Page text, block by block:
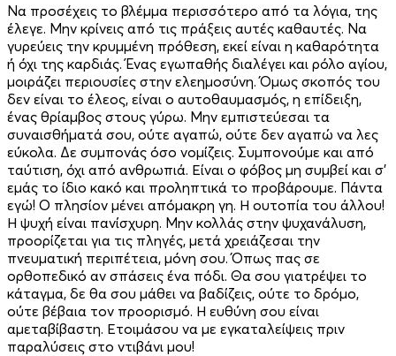
Να προσέχεις το βλέμμα περισσότερο από τα λόγια, της
έλεγε. Μην κρίνεις από τις πράξεις αυτές καθαυτές. Να
γυρεύεις την κρυμμένη πρόθεση, εκεί είναι η καθαρότητα
ή όχι της καρδιάς. Ένας εγωπαθής διαλέγει και ρόλο αγίου,
μοιράζει περιουσίες στην ελεημοσύνη. Όμως σκοπός του
δεν είναι το έλεος, είναι ο αυτοθαυμασμός, η επίδειξη,
ένας θρίαμβος στους γύρω. Μην εμπιστεύεσαι τα
συναισθήματά σου, ούτε αγαπώ, ούτε δεν αγαπώ να λες
εύκολα. Δε συμπονάς όσο νομίζεις. Συμπονούμε και από
ταύτιση, όχι από ανθρωπιά. Είναι ο φόβος μη συμβεί και σ’
εμάς το ίδιο κακό και προληπτικά το προβάρουμε. Πάντα
εγώ! Ο πλησίον μένει απόμακρη γη. Η ουτοπία του άλλου!
Η ψυχή είναι πανίσχυρη. Μην κολλάς στην ψυχανάλυση,
προορίζεται για τις πληγές, μετά χρειάζεσαι την
πνευματική περιπέτεια, μόνη σου. Όπως πας σε
ορθοπεδικό αν σπάσεις ένα πόδι. Θα σου γιατρέψει το
κάταγμα, δε θα σου μάθει να βαδίζεις, ούτε το δρόμο,
ούτε βέβαια τον προορισμό. Η ευθύνη σου είναι
αμεταβίβαστη. Ετοιμάσου να με εγκαταλείψεις πριν
παραλύσεις στο ντιβάνι μου!